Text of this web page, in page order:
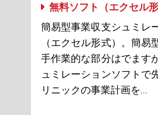
無料ソフト（エクセル形
簡易型事業収支シュミレ
（エクセル形式）。簡易
手作業的な部分はでます
ュミレーションソフトで
リニックの事業計画を...